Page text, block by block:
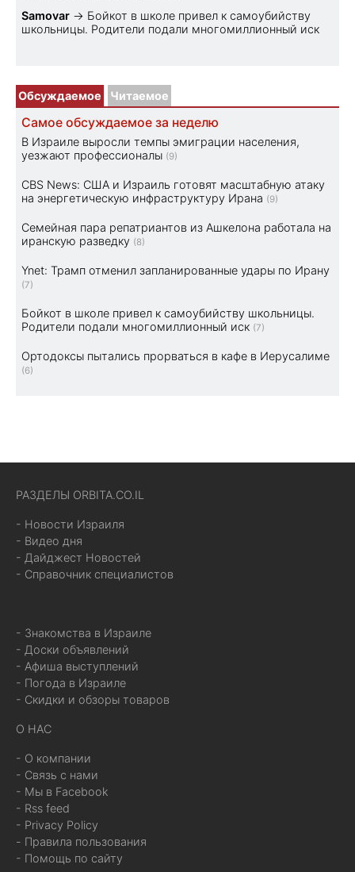
Samovar → Бойкот в школе привел к самоубийству
школьницы. Родители подали многомиллионный иск
Обсуждаемое Читаемое
Самое обсуждаемое за неделю
В Израиле выросли темпы эмиграции населения,
уезжают профессионалы (9)
CBS News: США и Израиль готовят масштабную атаку
на энергетическую инфраструктуру Ирана (9)
Семейная пара репатриантов из Ашкелона работала на
иранскую разведку (8)
Ynet: Трамп отменил запланированные удары по Ирану
(7)
Бойкот в школе привел к самоубийству школьницы.
Родители подали многомиллионный иск (7)
Ортодоксы пытались прорваться в кафе в Иерусалиме
(6)
РАЗДЕЛЫ ORBITA.CO.IL
- Новости Израиля
- Видео дня
- Дайджест Новостей
- Справочник специалистов
- Знакомства в Израиле
- Доски объявлений
- Афиша выступлений
- Погода в Израиле
- Скидки и обзоры товаров
О НАС
- О компании
- Связь с нами
- Мы в Facebook
- Rss feed
- Privacy Policy
- Правила пользования
- Помощь по сайту